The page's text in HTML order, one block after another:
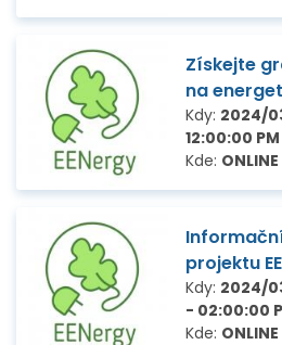
Získejte
na
Kdy: 2024/
12:00:00 PM
Kde: ONLINE
projektu
Kdy: 2024/
- 02:00:00
Kde: ONLINE